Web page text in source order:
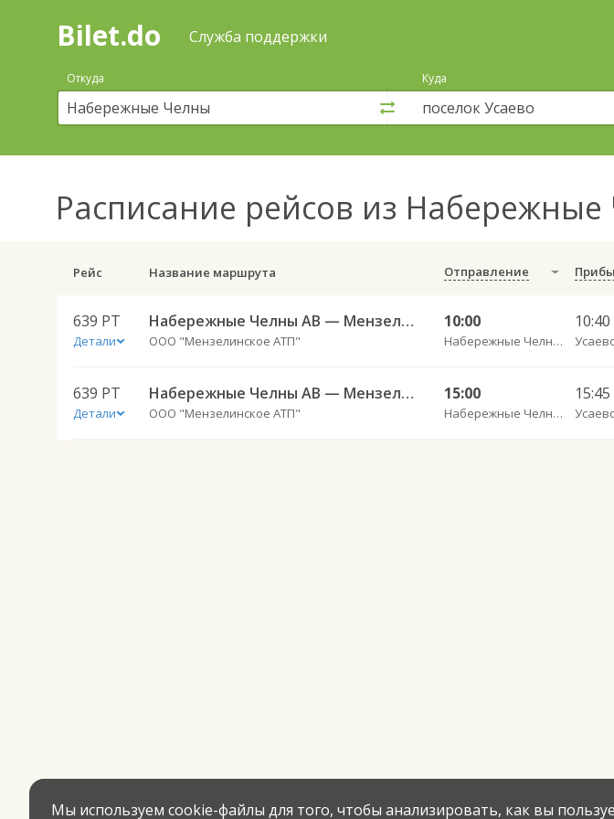
Поиск
покупка
билетов
автобус
онлайн
Bilet.do Служба поддержки
Откуда Куда
Расписание рейсов из Набережные
Рейс Название маршрута Отправление
639 РТ
Детали
Набережные Челны АВ — Мензелинск АС 639 РТ
ООО "Мензелинское АТП"
10:00
Набережные Челны АВ
10:40
639 РТ
Детали
Набережные Челны АВ — Мензелинск АС 639 РТ
ООО "Мензелинское АТП"
15:00
Набережные Челны АВ
15:45
Мы используем cookie-файлы для того, чтобы анализировать, как вы